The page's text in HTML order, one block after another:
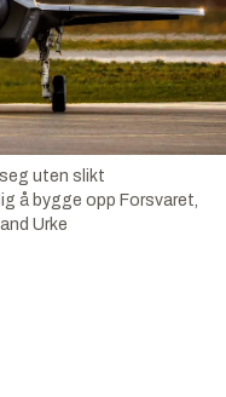
uten slikt
å bygge opp Forsvaret,
Urke